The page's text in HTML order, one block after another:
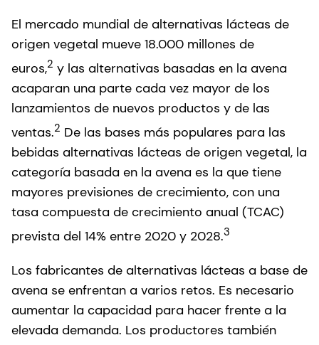
El mercado mundial de alternativas lácteas de
origen vegetal mueve 18.000 millones de
euros,2 y las alternativas basadas en la avena
acaparan una parte cada vez mayor de los
lanzamientos de nuevos productos y de las
ventas.2 De las bases más populares para las
bebidas alternativas lácteas de origen vegetal, la
categoría basada en la avena es la que tiene
mayores previsiones de crecimiento, con una
tasa compuesta de crecimiento anual (TCAC)
prevista del 14% entre 2020 y 2028.3
Los fabricantes de alternativas lácteas a base de
avena se enfrentan a varios retos. Es necesario
aumentar la capacidad para hacer frente a la
elevada demanda. Los productores también